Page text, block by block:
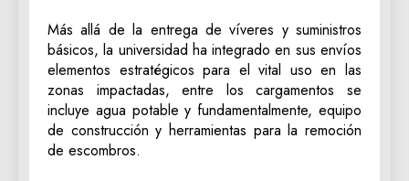
Más allá de la entrega de víveres y suministros
básicos, la universidad ha integrado en sus envíos
elementos estratégicos para el vital uso en las
zonas impactadas, entre los cargamentos se
incluye agua potable y fundamentalmente, equipo
de construcción y herramientas para la remoción
de escombros.